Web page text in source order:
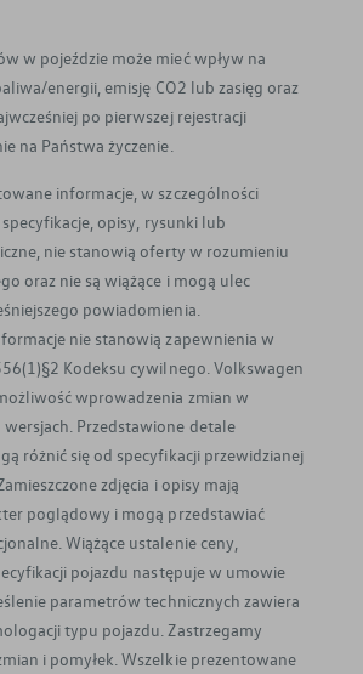
w pojeździe może mieć wpływ na
energii, emisję CO2 lub zasięg oraz
po pierwszej rejestracji
na Państwa życzenie.
informacje, w szczególności
opisy, rysunki lub
nie stanowią oferty w rozumieniu
oraz nie są wiążące i mogą ulec
powiadomienia.
nie stanowią zapewnienia w
Kodeksu cywilnego. Volkswagen
wprowadzenia zmian w
Przedstawione detale
różnić się od specyfikacji przewidzianej
zdjęcia i opisy mają
poglądowy i mogą przedstawiać
Wiążące ustalenie ceny,
pojazdu następuje w umowie
parametrów technicznych zawiera
typu pojazdu. Zastrzegamy
i pomyłek. Wszelkie prezentowane